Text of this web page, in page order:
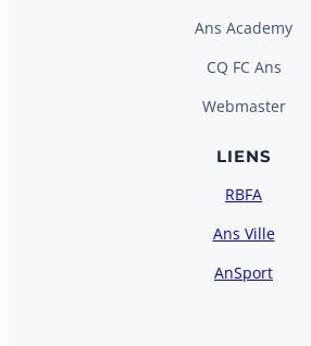
Ans Academy
CQ FC Ans
Webmaster
LIENS
RBFA
Ans Ville
AnSport